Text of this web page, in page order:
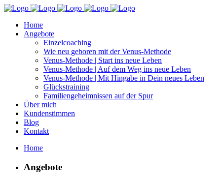
Home
Angebote
Einzelcoaching
Wie neu geboren mit der Venus-Methode
Venus-Methode | Start ins neue Leben
Venus-Methode | Auf dem Weg ins neue Leben
Venus-Methode | Mit Hingabe in Dein neues Leben
Glückstraining
Familiengeheimnissen auf der Spur
Über mich
Kundenstimmen
Blog
Kontakt
Home
Angebote